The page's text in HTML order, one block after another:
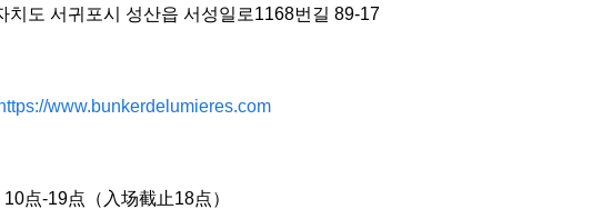
치도 서귀포시 성산읍 서성일로1168번길 89-17
https://www.bunkerdelumieres.com
点-19点（入场截止18点）